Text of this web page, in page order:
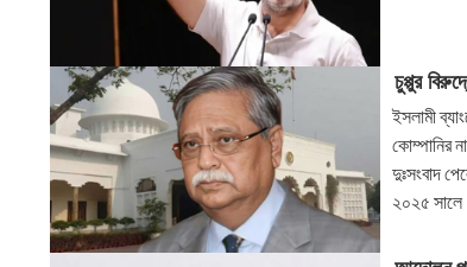
চুপ্পুর
ইসলামী
কোম্পানির
দুঃসংবাদ
২০২৫